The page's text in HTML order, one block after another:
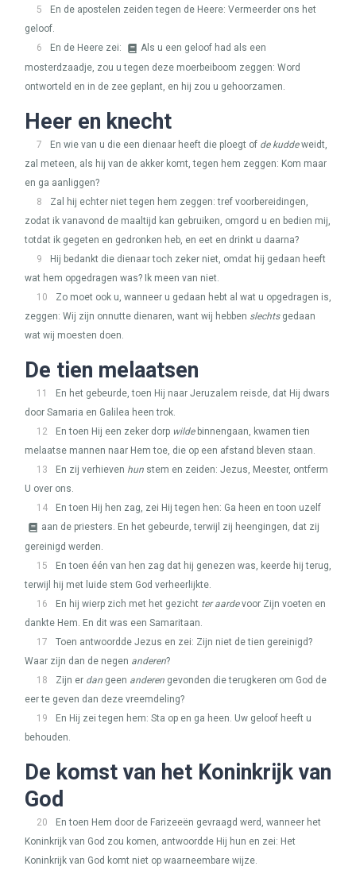
5
En de apostelen zeiden tegen de Heere: Vermeerder ons het
geloof.
6
En de Heere zei:
Als u een geloof had als een
mosterdzaadje, zou u tegen deze moerbeiboom zeggen: Word
ontworteld en in de zee geplant, en hij zou u gehoorzamen.
Heer en knecht
7 En wie van u die een dienaar heeft die ploegt of de kuddeweidt,
zal meteen, als hij van de akker komt, tegen hem zeggen: Kom maar
en ga aanliggen?
8
Zal hij echter niet tegen hem zeggen: tref voorbereidingen,
zodat ik vanavond de maaltijd kan gebruiken, omgord u en bedien mij,
totdat ik gegeten en gedronken heb, en eet en drinkt u daarna?
9
Hij bedankt die dienaar toch zeker niet, omdat hij gedaan heeft
wat hem opgedragen was? Ik meen van niet.
10
Zo moet ook u, wanneer u gedaan hebt al wat u opgedragen is,
zeggen: Wij zijn onnutte dienaren, want wij hebben slechtsgedaan
wat wij moesten doen.
De tien melaatsen
11
En het gebeurde, toen Hij naar Jeruzalem reisde, dat Hij dwars
door Samaria en Galilea heen trok.
12
En toen Hij een zeker dorp wildebinnengaan, kwamen tien
melaatse mannen naar Hem toe, die op een afstand bleven staan.
13
En zij verhieven hun stem en zeiden: Jezus, Meester, ontferm
U over ons.
14
En toen Hij hen zag, zei Hij tegen hen: Ga heen en toon uzelf
aan de priesters. En het gebeurde, terwijl zij heengingen, dat zij
gereinigd werden.
15
En toen één van hen zag dat hij genezen was, keerde hij terug,
terwijl hij met luide stem God verheerlijkte.
16
En hij wierp zich met het gezicht ter aardevoor Zijn voeten en
dankte Hem. En dit was een Samaritaan.
17
Toen antwoordde Jezus en zei: Zijn niet de tien gereinigd?
Waar zijn dan de negen anderen?
18
Zijn er dan geen anderen gevonden die terugkeren om God de
eer te geven dan deze vreemdeling?
19
En Hij zei tegen hem: Sta op en ga heen. Uw geloof heeft u
behouden.
De komst van het Koninkrijk van
God
20
En toen Hem door de Farizeeën gevraagd werd, wanneer het
Koninkrijk van God zou komen, antwoordde Hij hun en zei: Het
Koninkrijk van God komt niet op waarneembare wijze.